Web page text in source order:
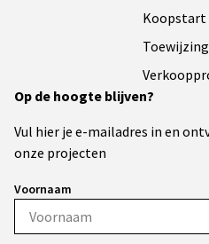
Koopstart
Op de hoogte blijven?
Vul hier je e-mailadres in en
onze projecten
Voornaam